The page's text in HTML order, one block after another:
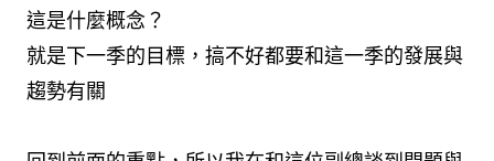
這是什麼概念？
就是下一季的目標，搞不好都要和這一季的發展與
趨勢有關